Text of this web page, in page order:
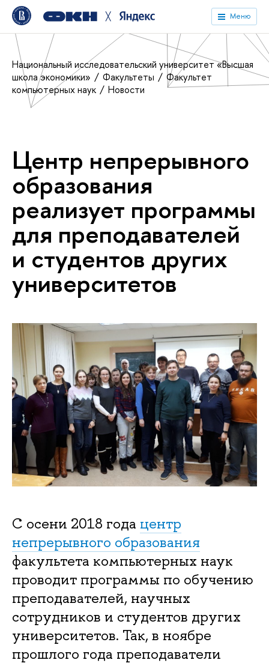
╳ Меню
Национальный исследовательский университет «Высшая
школа экономики»
Факультеты
Факультет
компьютерных наук
Новости
Центр непрерывного
образования
реализует программы
для преподавателей
и студентов других
университетов
С осени 2018 года центр
непрерывного образования
факультета компьютерных наук
проводит программы по обучению
преподавателей, научных
сотрудников и студентов других
университетов. Так, в ноябре
прошлого года преподаватели